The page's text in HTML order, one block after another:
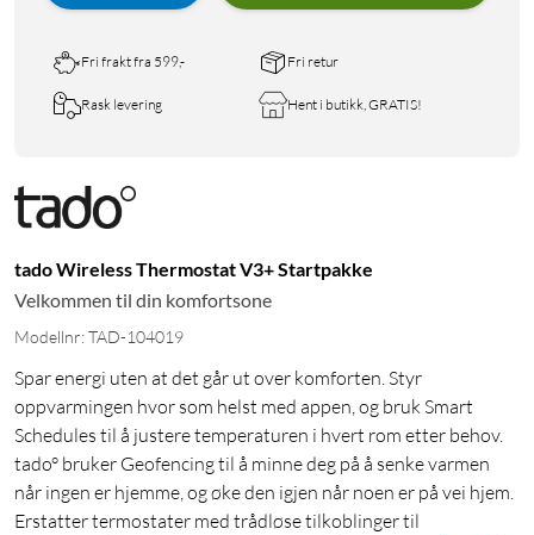
Fri frakt fra 599,- Fri retur
Rask levering Hent i butikk, GRATIS!
tado Wireless Thermostat V3+ Startpakke
Velkommen til din komfortsone
Modellnr: TAD-104019
Spar energi uten at det går ut over komforten. Styr
oppvarmingen hvor som helst med appen, og bruk Smart
Schedules til å justere temperaturen i hvert rom etter behov.
tado° bruker Geofencing til å minne deg på å senke varmen
når ingen er hjemme, og øke den igjen når noen er på vei hjem.
Erstatter termostater med trådløse tilkoblinger til